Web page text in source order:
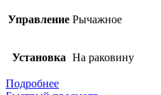
Управление Рычажное
Установка На раковину
Подробнее